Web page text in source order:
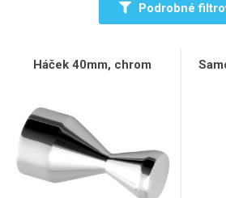
Podrobné
Háček 40mm, chrom